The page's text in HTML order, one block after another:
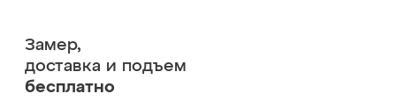
Замер,
доставка и подъем
бесплатно